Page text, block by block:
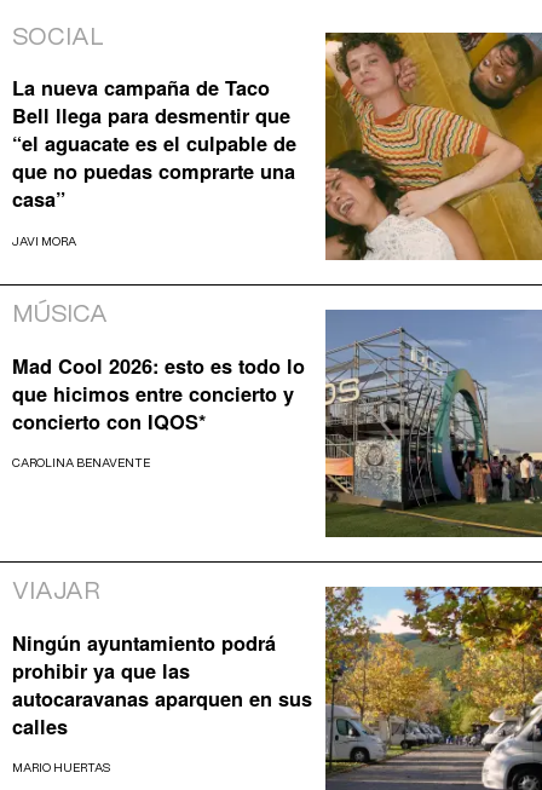
SOCIAL
La nueva campaña de Taco
Bell llega para desmentir que
“el aguacate es el culpable de
que no puedas comprarte una
casa”
JAVI MORA
MÚSICA
Mad Cool 2026: esto es todo lo
que hicimos entre concierto y
concierto con IQOS*
CAROLINA BENAVENTE
VIAJAR
Ningún ayuntamiento podrá
prohibir ya que las
autocaravanas aparquen en sus
calles
MARIO HUERTAS